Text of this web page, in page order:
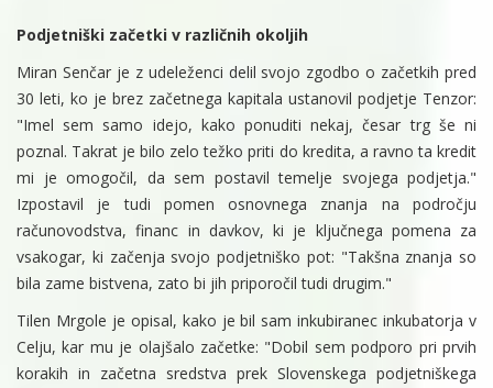
Podjetniški začetki v različnih okoljih
Miran Senčar je z udeleženci delil svojo zgodbo o začetkih pred
30 leti, ko je brez začetnega kapitala ustanovil podjetje Tenzor:
"Imel sem samo idejo, kako ponuditi nekaj, česar trg še ni
poznal. Takrat je bilo zelo težko priti do kredita, a ravno ta kredit
mi je omogočil, da sem postavil temelje svojega podjetja."
Izpostavil je tudi pomen osnovnega znanja na področju
računovodstva, financ in davkov, ki je ključnega pomena za
vsakogar, ki začenja svojo podjetniško pot: "Takšna znanja so
bila zame bistvena, zato bi jih priporočil tudi drugim."
Tilen Mrgole je opisal, kako je bil sam inkubiranec inkubatorja v
Celju, kar mu je olajšalo začetke: "Dobil sem podporo pri prvih
korakih in začetna sredstva prek Slovenskega podjetniškega